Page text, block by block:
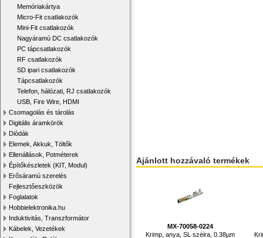
Memóriakártya
Micro-Fit csatlakozók
Mini-Fit csatlakozók
Nagyáramú DC csatlakozók
PC tápcsatlakozók
RF csatlakozók
SD ipari csatlakozók
Tápcsatlakozók
Telefon, hálózati, RJ csatlakozók
USB, Fire Wire, HDMI
Csomagolás és tárolás
Digitális áramkörök
Diódák
Elemek, Akkuk, Töltők
Ellenállások, Potméterek
Építőkészletek (KIT, Modul)
Erősáramú szerelés
Fejlesztőeszközök
Foglalatok
Hobbielektronika.hu
Induktivitás, Transzformátor
Kábelek, Vezetékek
Ajánlott hozzávaló termékek
MX-70058-0224
Krimp, anya, SL széira, 0.38µm